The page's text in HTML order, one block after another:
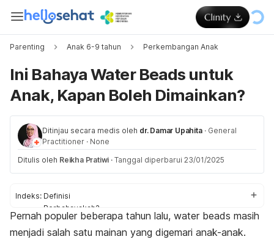
Parenting Anak 6-9 tahun Perkembangan Anak
Ini Bahaya Water Beads untuk
Anak, Kapan Boleh Dimainkan?
Ditinjau secara medis oleh dr. Damar Upahita · General
Practitioner · None
Ditulis oleh Reikha Pratiwi · Tanggal diperbarui 23/01/2025
Indeks: Definisi
Berbahayakah?
Tanda bahaya
Usia yang tepat
Pernah populer beberapa tahun lalu, water beads masih
menjadi salah satu mainan yang digemari anak-anak.